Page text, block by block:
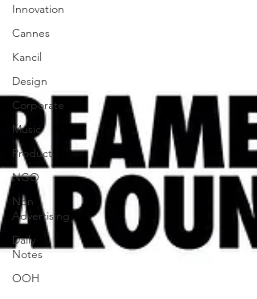
Innovation
Cannes
Kancil
Design
Corporate
Music
Product
NGO
Non
Advertising
Daily
Notes
OOH